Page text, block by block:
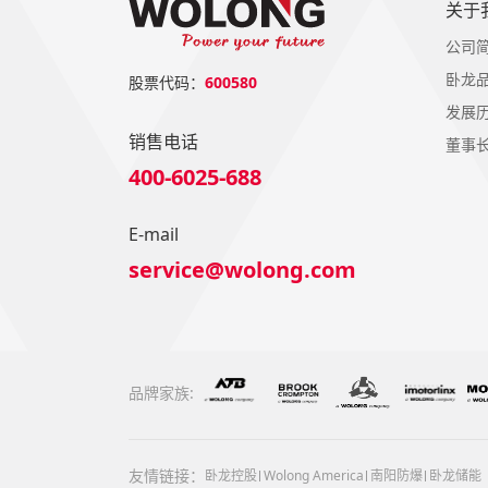
股票代码： 600580
销售电话
400-6025-688
E-mail
service@wolong.com
关于
公司
卧龙
发展
董事
品牌家族:
友情链接： 卧龙控股 Wolong America 南阳防爆 卧龙储能